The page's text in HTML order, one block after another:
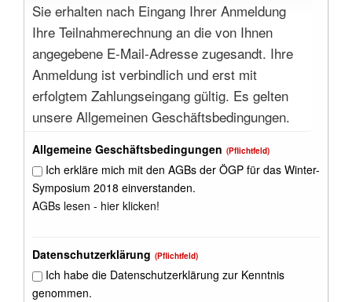
Sie erhalten nach Eingang Ihrer Anmeldung
Ihre Teilnahmerechnung an die von Ihnen
angegebene E-Mail-Adresse zugesandt. Ihre
Anmeldung ist verbindlich und erst mit
erfolgtem Zahlungseingang gültig. Es gelten
unsere Allgemeinen Geschäftsbedingungen.
Allgemeine Geschäftsbedingungen (Pflichtfeld)
Ich erkläre mich mit den AGBs der ÖGP für das Winter-
Symposium 2018 einverstanden.
AGBs lesen - hier klicken!
Datenschutzerklärung (Pflichtfeld)
Ich habe die Datenschutzerklärung zur Kenntnis
genommen.